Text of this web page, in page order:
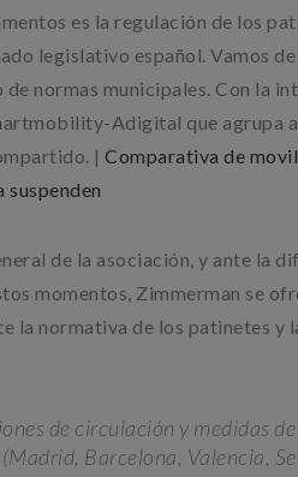
es la regulación de los
legislativo español. Vamos de
normas municipales. Con la
Adigital que agrupa
| Comparativa de
de la asociación, y ante la
momentos, Zimmerman se
la normativa de los patinetes y
de circulación y medidas
Barcelona, Valencia,